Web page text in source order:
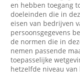
en hebben toegang
doeleinden die in
eisen van bedrijven
persoonsgegevens
de normen die in
nemen passende
toepasselijke
hetzelfde niveau